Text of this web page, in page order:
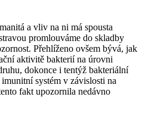
a vliv na ni má spousta
promlouváme do skladby
Přehlíženo ovšem bývá, jak
aktivitě bakterií na úrovni
dokonce i tentýž bakteriální
systém v závislosti na
fakt upozornila nedávno